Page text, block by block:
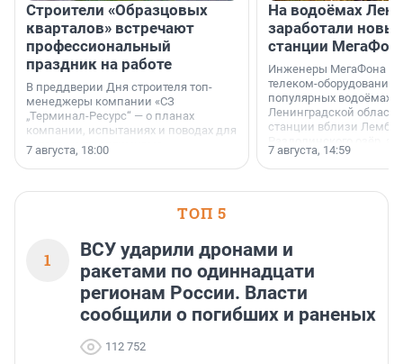
Строители «Образцовых
кварталов» встречают
профессиональный
праздник на работе
В преддверии Дня строителя топ-
менеджеры компании «СЗ
„Терминал-Ресурс“ — о планах
компании, испытаниях и поводах для
осторожного оптимизма.
7 августа, 18:00
На водоёмах
заработали
станции
Инженеры МегаФона
телеком-оборудование
популярных водоёмах
Ленинградской
станции вблизи
недалеко от Большого
водопада.
7 августа, 14:59
ТОП 5
1
ВСУ ударили дронами и
ракетами по одиннадцати
регионам России. Власти
сообщили о погибших и раненых
112 752